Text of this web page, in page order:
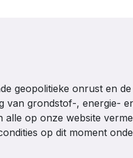
geopolitieke onrust en de
van grondstof-, energie-
alle op onze website
op dit moment